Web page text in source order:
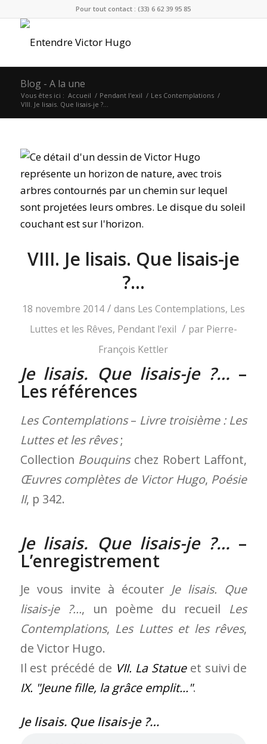
Pour tout contact : (33) 6 62 39 95 85
Blog - A la une
Vous êtes ici : Accueil / Pendant l'exil / Les Contemplations /
VIII. Je lisais. Que lisais-je ?…
VIII. Je lisais. Que lisais-je
?…
18 novembre 2014 / dans Les Contemplations, Les
Luttes et les Rêves, Pendant l'exil / par Pierre-
François Kettler
Je lisais. Que lisais-je ?… –
Les références
Les Contemplations– Livre troisième : Les
Luttes et les rêves;
Collection Bouquinschez Robert Laffont,
Œuvres complètes de Victor Hugo, Poésie
II, p 342.
Je lisais. Que lisais-je ?… –
L’enregistrement
Je vous invite à écouter Je lisais. Que
lisais-je ?…, un poème du recueil Les
Contemplations, Les Luttes et les rêves,
de Victor Hugo.
Il est précédé de VII. La Statueet suivi de
IX. Jeune fille, la grâce emplit… .
Je lisais. Que lisais-je ?…